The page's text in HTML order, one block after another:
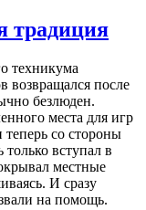
традиция
техникума
возвращался после
безлюден.
места для игр
со стороны
вступал в
местные
И сразу
на помощь.